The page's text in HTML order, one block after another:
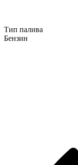
Тип палива
Бензин